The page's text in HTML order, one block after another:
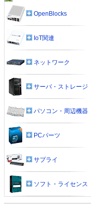
OpenBlocks
IoT関連
ネットワーク
サーバ・ストレージ
パソコン・周辺機器
PCパーツ
サプライ
ソフト・ライセンス